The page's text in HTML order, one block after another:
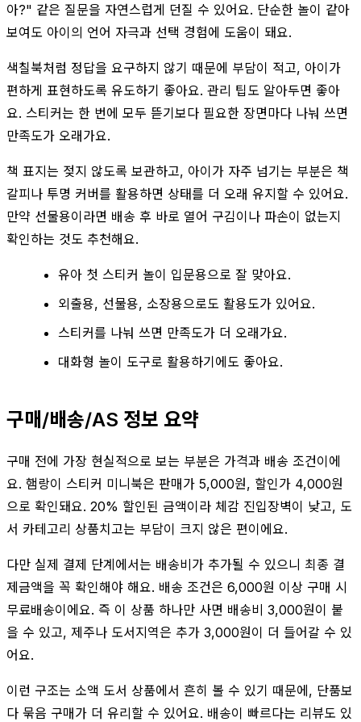
아?" 같은 질문을 자연스럽게 던질 수 있어요. 단순한 놀이 같아
보여도 아이의 언어 자극과 선택 경험에 도움이 돼요.
색칠북처럼 정답을 요구하지 않기 때문에 부담이 적고, 아이가
편하게 표현하도록 유도하기 좋아요. 관리 팁도 알아두면 좋아
요. 스티커는 한 번에 모두 뜯기보다 필요한 장면마다 나눠 쓰면
만족도가 오래가요.
책 표지는 젖지 않도록 보관하고, 아이가 자주 넘기는 부분은 책
갈피나 투명 커버를 활용하면 상태를 더 오래 유지할 수 있어요.
만약 선물용이라면 배송 후 바로 열어 구김이나 파손이 없는지
확인하는 것도 추천해요.
유아 첫 스티커 놀이 입문용으로 잘 맞아요.
외출용, 선물용, 소장용으로도 활용도가 있어요.
스티커를 나눠 쓰면 만족도가 더 오래가요.
대화형 놀이 도구로 활용하기에도 좋아요.
구매/배송/AS 정보 요약
구매 전에 가장 현실적으로 보는 부분은 가격과 배송 조건이에
요. 햄랑이 스티커 미니북은 판매가 5,000원, 할인가 4,000원
으로 확인돼요. 20% 할인된 금액이라 체감 진입장벽이 낮고, 도
서 카테고리 상품치고는 부담이 크지 않은 편이에요.
다만 실제 결제 단계에서는 배송비가 추가될 수 있으니 최종 결
제금액을 꼭 확인해야 해요. 배송 조건은 6,000원 이상 구매 시
무료배송이에요. 즉 이 상품 하나만 사면 배송비 3,000원이 붙
을 수 있고, 제주나 도서지역은 추가 3,000원이 더 들어갈 수 있
어요.
이런 구조는 소액 도서 상품에서 흔히 볼 수 있기 때문에, 단품보
다 묶음 구매가 더 유리할 수 있어요. 배송이 빠르다는 리뷰도 있